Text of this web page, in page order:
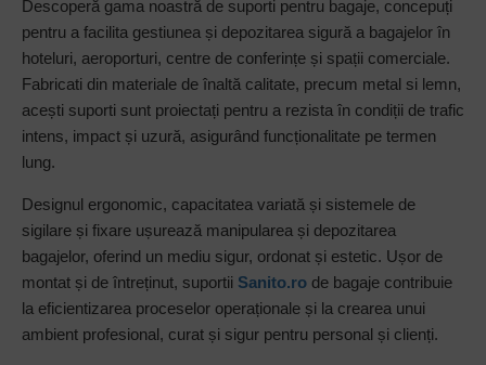
Descoperă gama noastră de suporti pentru bagaje, concepuți
pentru a facilita gestiunea și depozitarea sigură a bagajelor în
hoteluri, aeroporturi, centre de conferințe și spații comerciale.
Fabricati din materiale de înaltă calitate, precum metal si lemn,
acești suporti sunt proiectați pentru a rezista în condiții de trafic
intens, impact și uzură, asigurând funcționalitate pe termen
lung.
Designul ergonomic, capacitatea variată și sistemele de
sigilare și fixare ușurează manipularea și depozitarea
bagajelor, oferind un mediu sigur, ordonat și estetic. Ușor de
montat și de întreținut, suportii Sanito.ro de bagaje contribuie
la eficientizarea proceselor operaționale și la crearea unui
ambient profesional, curat și sigur pentru personal și clienți.